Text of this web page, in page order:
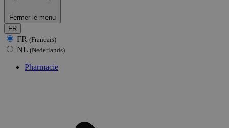
Fermer le menu
FR
FR (Francais)
NL (Nederlands)
Pharmacie